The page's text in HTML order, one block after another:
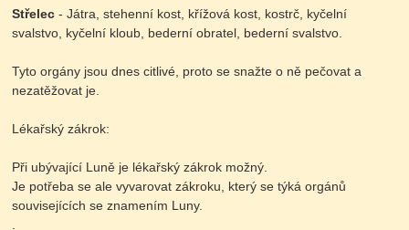
Střelec - Játra, stehenní kost, křížová kost, kostrč, kyčelní
svalstvo, kyčelní kloub, bederní obratel, bederní svalstvo.
Tyto orgány jsou dnes citlivé, proto se snažte o ně pečovat a
nezatěžovat je.
Lékařský zákrok:
Při ubývající Luně je lékařský zákrok možný.
Je potřeba se ale vyvarovat zákroku, který se týká orgánů
souvisejících se znamením Luny.